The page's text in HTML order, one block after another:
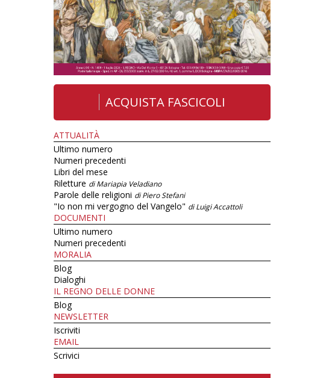
ACQUISTA FASCICOLI
ATTUALITÀ
Ultimo numero
Numeri precedenti
Libri del mese
Riletture di Mariapia Veladiano
Parole delle religioni di Piero Stefani
"Io non mi vergogno del Vangelo" di Luigi Accattoli
DOCUMENTI
Ultimo numero
Numeri precedenti
MORALIA
Blog
Dialoghi
IL REGNO DELLE DONNE
Blog
NEWSLETTER
Iscriviti
EMAIL
Scrivici